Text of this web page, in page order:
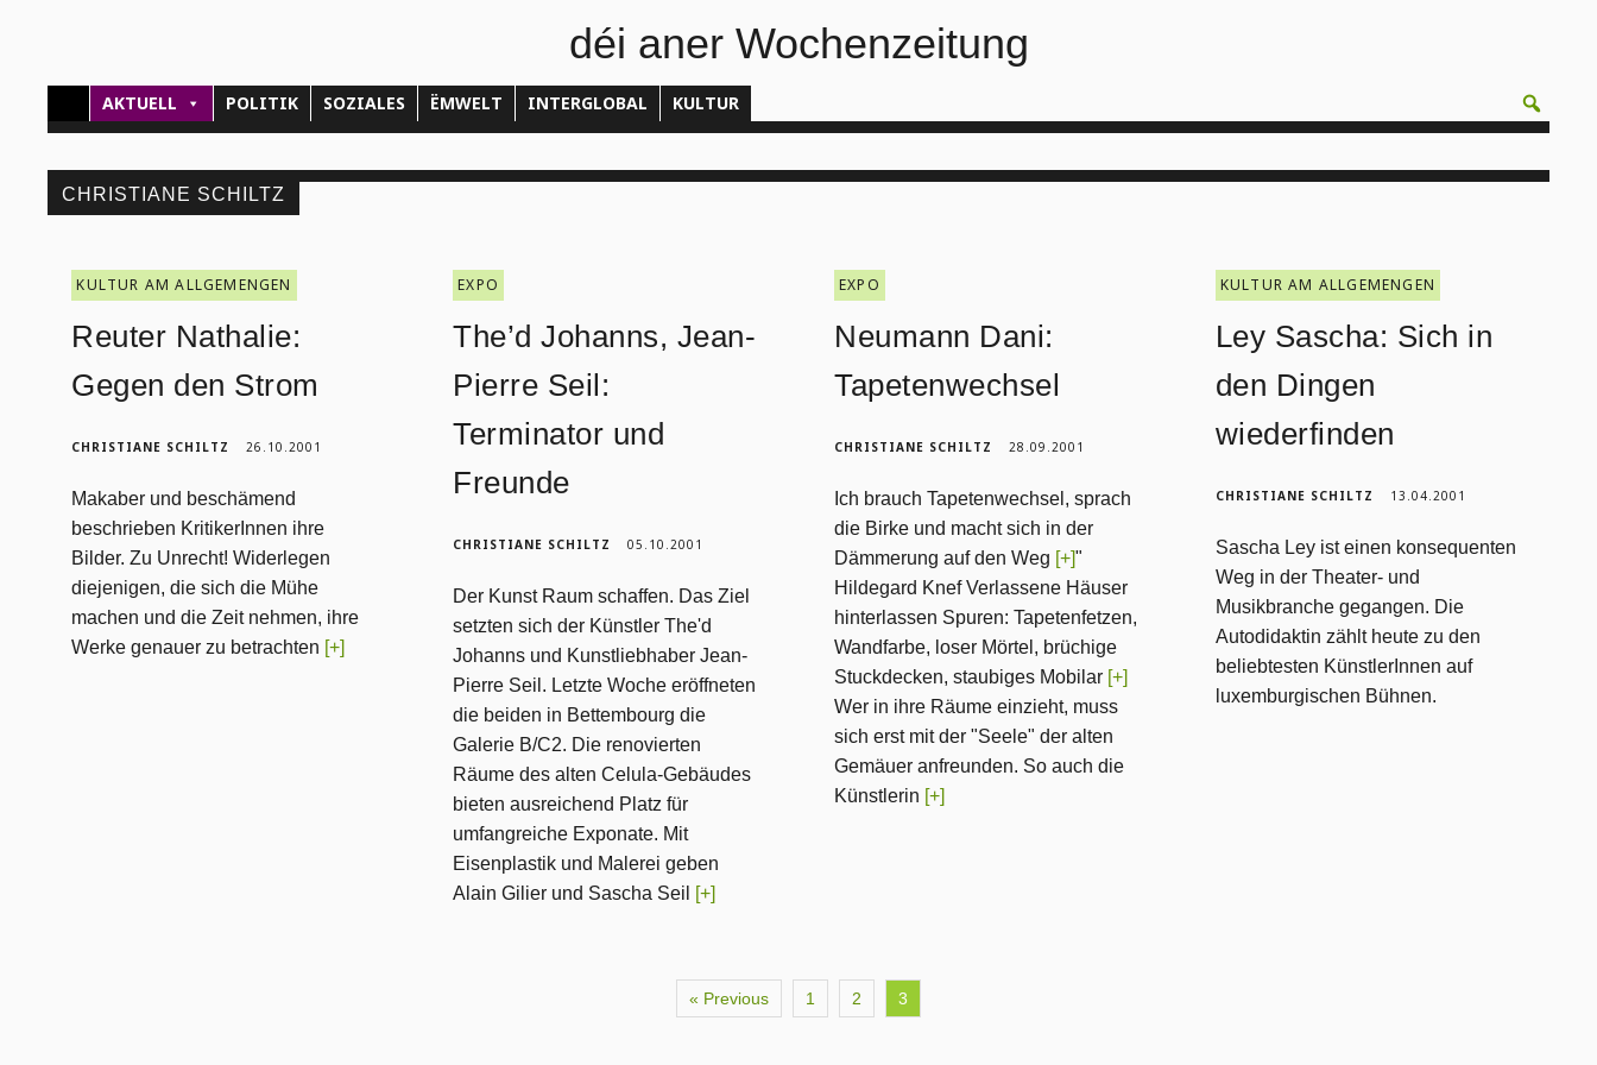
déi aner Wochenzeitung
AKTUELL POLITIK SOZIALES ËMWELT INTERGLOBAL KULTUR
CHRISTIANE SCHILTZ
KULTUR AM ALLGEMENGEN
Reuter Nathalie:
Gegen den Strom
CHRISTIANE SCHILTZ 26.10.2001
Makaber und beschämend
beschrieben KritikerInnen ihre
Bilder. Zu Unrecht! Widerlegen
diejenigen, die sich die Mühe
machen und die Zeit nehmen, ihre
Werke genauer zu betrachten [+]
EXPO
The’d Johanns, Jean-
Pierre Seil:
Terminator und
Freunde
CHRISTIANE SCHILTZ 05.10.2001
Der Kunst Raum schaffen. Das Ziel
setzten sich der Künstler The'd
Johanns und Kunstliebhaber Jean-
Pierre Seil. Letzte Woche eröffneten
die beiden in Bettembourg die
Galerie B/C2. Die renovierten
Räume des alten Celula-Gebäudes
bieten ausreichend Platz für
umfangreiche Exponate. Mit
Eisenplastik und Malerei geben
Alain Gilier und Sascha Seil
[+]
EXPO
Neumann Dani:
Tapetenwechsel
CHRISTIANE SCHILTZ 28.09.2001
Ich brauch Tapetenwechsel, sprach
die Birke und macht sich in der
Dämmerung auf den Weg [+]"
Hildegard Knef Verlassene Häuser
hinterlassen Spuren: Tapetenfetzen,
Wandfarbe, loser Mörtel, brüchige
Stuckdecken, staubiges Mobilar [+]
Wer in ihre Räume einzieht, muss
sich erst mit der "Seele" der alten
Gemäuer anfreunden. So auch die
Künstlerin [+]
KULTUR AM ALLGEMENGEN
Ley Sascha: Sich in
den Dingen
wiederfinden
CHRISTIANE SCHILTZ 13.04.2001
Sascha Ley ist einen konsequenten
Weg in der Theater- und
Musikbranche gegangen. Die
Autodidaktin zählt heute zu den
beliebtesten KünstlerInnen auf
luxemburgischen Bühnen.
« Previous 1 2 3